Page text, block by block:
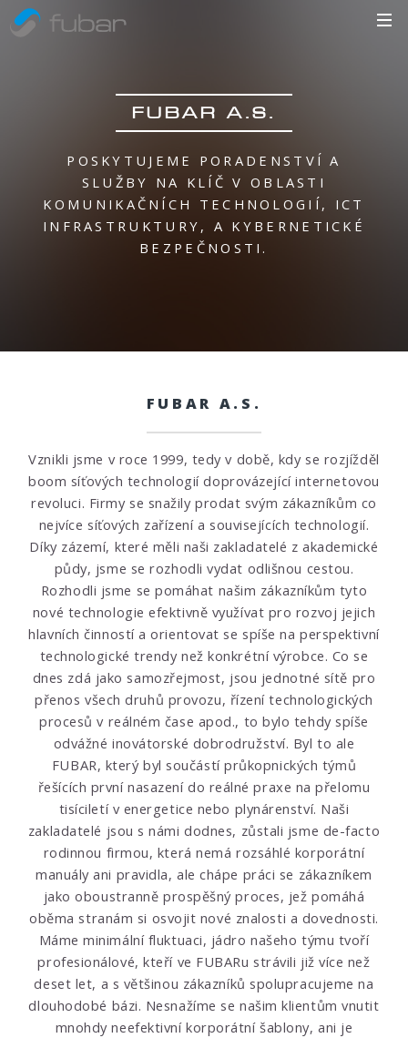
FUBAR A.S.
POSKYTUJEME PORADENSTVÍ A
SLUŽBY NA KLÍČ V OBLASTI
KOMUNIKAČNÍCH TECHNOLOGIÍ,
ICT
INFRASTRUKTURY, A KYBERNETICKÉ
BEZPEČNOSTI.
FUBAR A.S.
Vznikli jsme v roce 1999, tedy v době, kdy se rozjížděl
boom síťových technologií doprovázející internetovou
revoluci. Firmy se snažily prodat svým zákazníkům co
nejvíce síťových zařízení a souvisejících technologií.
Díky zázemí, které měli naši zakladatelé z akademické
půdy, jsme se rozhodli vydat odlišnou cestou.
Rozhodli jsme se pomáhat našim zákazníkům tyto
nové technologie efektivně využívat pro rozvoj jejich
hlavních činností a orientovat se spíše na perspektivní
technologické trendy než konkrétní výrobce. Co se
dnes zdá jako samozřejmost, jsou jednotné sítě pro
přenos všech druhů provozu, řízení technologických
procesů v reálném čase apod., to bylo tehdy spíše
odvážné inovátorské dobrodružství. Byl to ale
FUBAR, který byl součástí průkopnických týmů
řešících první nasazení do reálné praxe na přelomu
tisíciletí v energetice nebo plynárenství. Naši
zakladatelé jsou s námi dodnes, zůstali jsme de-facto
rodinnou firmou, která nemá rozsáhlé korporátní
manuály ani pravidla, ale chápe práci se zákazníkem
jako oboustranně prospěšný proces, jež pomáhá
oběma stranám si osvojit nové znalosti a dovednosti.
Máme minimální fluktuaci, jádro našeho týmu tvoří
profesionálové, kteří ve FUBARu strávili již více než
deset let, a s většinou zákazníků spolupracujeme na
dlouhodobé bázi. Nesnažíme se našim klientům vnutit
mnohdy neefektivní korporátní šablony, ani je